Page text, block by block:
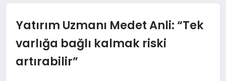
SAĞLIK
Yatırım Uzmanı Medet Anli: “Tek
varlığa bağlı kalmak riski
artırabilir”